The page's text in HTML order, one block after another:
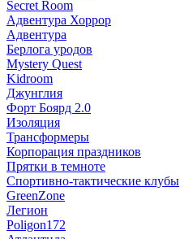
Secret Room
Адвентура Хоррор
Адвентура
Берлога уродов
Mystery Quest
Kidroom
Джунглия
Форт Боярд 2.0
Изоляция
Трансформеры
Корпорация праздников
Прятки в темноте
Спортивно-тактические клубы
GreenZone
Легион
Poligon172